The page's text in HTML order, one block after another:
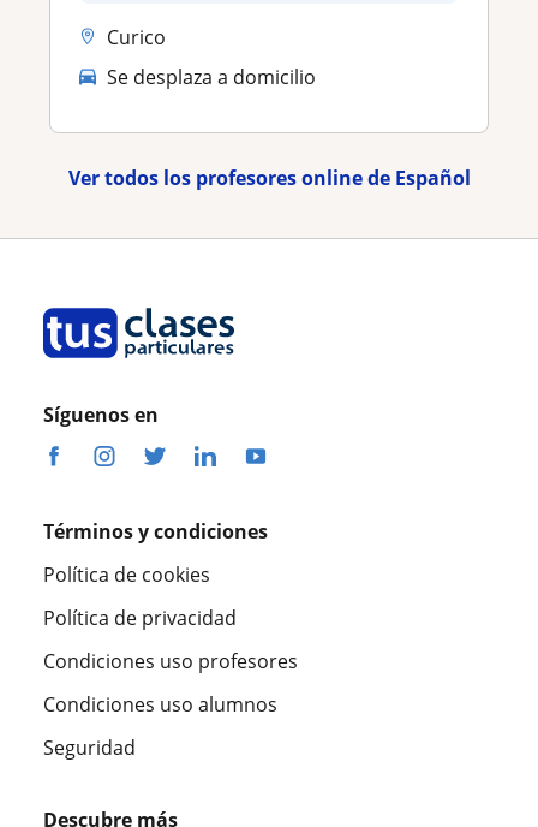
Curico
Se desplaza a domicilio
Ver todos los profesores online de Español
Síguenos en
Términos y condiciones
Política de cookies
Política de privacidad
Condiciones uso profesores
Condiciones uso alumnos
Seguridad
Descubre más